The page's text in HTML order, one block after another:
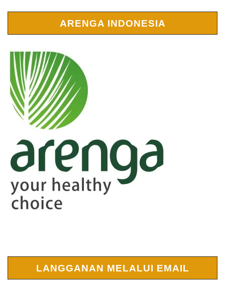
ARENGA INDONESIA
LANGGANAN MELALUI EMAIL